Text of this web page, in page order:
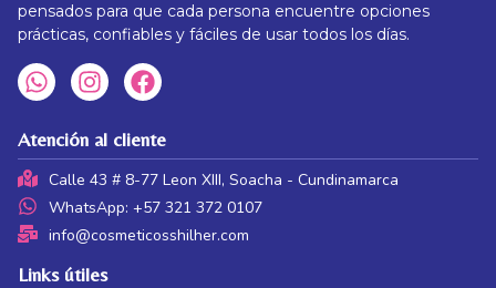
pensados para que cada persona encuentre opciones
prácticas, confiables y fáciles de usar todos los días.
Atención al cliente
Calle 43 # 8-77 Leon XIII, Soacha - Cundinamarca
WhatsApp: +57 321 372 0107
info@cosmeticosshilher.com
Links útiles